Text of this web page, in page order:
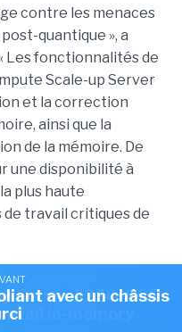
Server 3250, HPE
in-memory
contre les menaces
quantique », a
Les fonctionnalités de
Scale-up Server
et la correction
ainsi que la
de la mémoire. De
une disponibilité à
plus haute
travail critiques de
Linux (Red
concurrence
avec un châssis